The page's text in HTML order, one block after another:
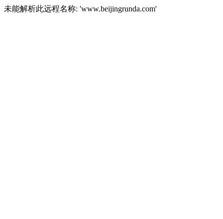
未能解析此远程名称: 'www.beijingrunda.com'